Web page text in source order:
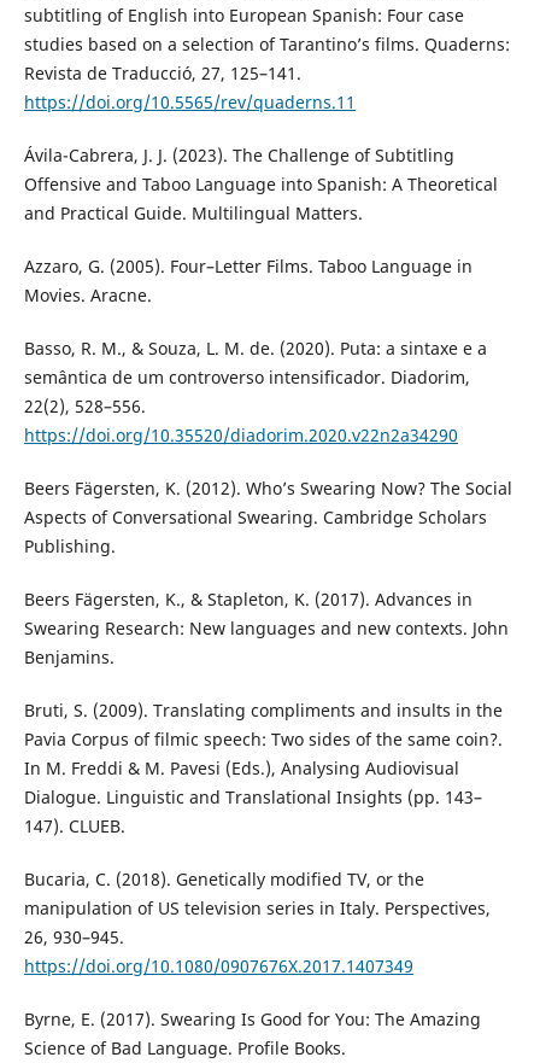
subtitling of English into European Spanish: Four case
studies based on a selection of Tarantino’s films. Quaderns:
Revista de Traducció, 27, 125–141.
https://doi.org/10.5565/rev/quaderns.11
Ávila-Cabrera, J. J. (2023). The Challenge of Subtitling
Offensive and Taboo Language into Spanish: A Theoretical
and Practical Guide. Multilingual Matters.
Azzaro, G. (2005). Four–Letter Films. Taboo Language in
Movies. Aracne.
Basso, R. M., & Souza, L. M. de. (2020). Puta: a sintaxe e a
semântica de um controverso intensificador. Diadorim,
22(2), 528–556.
https://doi.org/10.35520/diadorim.2020.v22n2a34290
Beers Fägersten, K. (2012). Who’s Swearing Now? The Social
Aspects of Conversational Swearing. Cambridge Scholars
Publishing.
Beers Fägersten, K., & Stapleton, K. (2017). Advances in
Swearing Research: New languages and new contexts. John
Benjamins.
Bruti, S. (2009). Translating compliments and insults in the
Pavia Corpus of filmic speech: Two sides of the same coin?.
In M. Freddi & M. Pavesi (Eds.), Analysing Audiovisual
Dialogue. Linguistic and Translational Insights (pp. 143–
147). CLUEB.
Bucaria, C. (2018). Genetically modified TV, or the
manipulation of US television series in Italy. Perspectives,
26, 930–945.
https://doi.org/10.1080/0907676X.2017.1407349
Byrne, E. (2017). Swearing Is Good for You: The Amazing
Science of Bad Language. Profile Books.